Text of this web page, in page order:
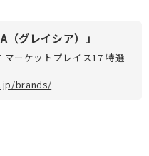
グレイシア）」
ーケットプレイス17 特選
brands/